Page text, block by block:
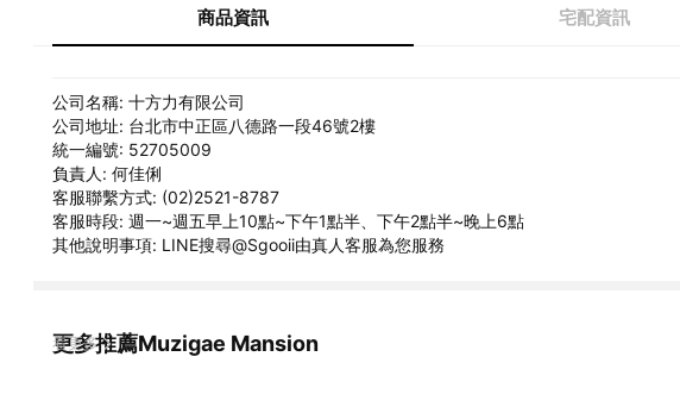
商品資訊 宅配資訊
公司名稱: 十方力有限公司
公司地址: 台北市中正區八德路一段46號2樓
統一編號: 52705009
負責人: 何佳俐
客服聯繫方式: (02)2521-8787
客服時段: 週一~週五早上10點~下午1點半、下午2點半~晚上6點
其他說明事項: LINE搜尋@Sgooii由真人客服為您服務
更多推薦Muzigae Mansion
看更多